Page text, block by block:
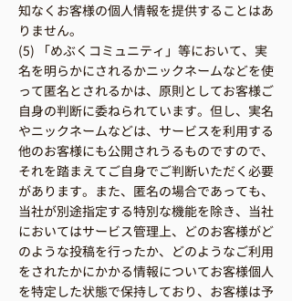
知なくお客様の個人情報を提供することはあ
りません。
(5) 「めぶくコミュニティ」等において、実
名を明らかにされるかニックネームなどを使
って匿名とされるかは、原則としてお客様ご
自身の判断に委ねられています。但し、実名
やニックネームなどは、サービスを利用する
他のお客様にも公開されうるものですので、
それを踏まえてご自身でご判断いただく必要
があります。また、匿名の場合であっても、
当社が別途指定する特別な機能を除き、当社
においてはサービス管理上、どのお客様がど
のような投稿を行ったか、どのようなご利用
をされたかにかかる情報についてお客様個人
を特定した状態で保持しており、お客様は予